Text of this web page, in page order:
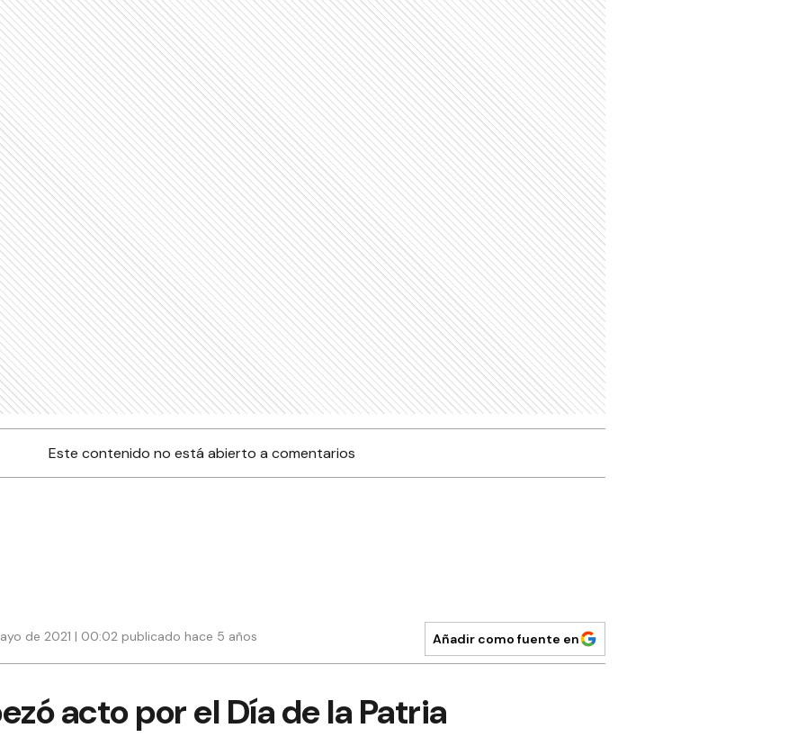
Este contenido no está abierto a comentarios
de 2021 | 00:02 publicado hace 5 años Añadir como fuente en
acto por el Día de la Patria